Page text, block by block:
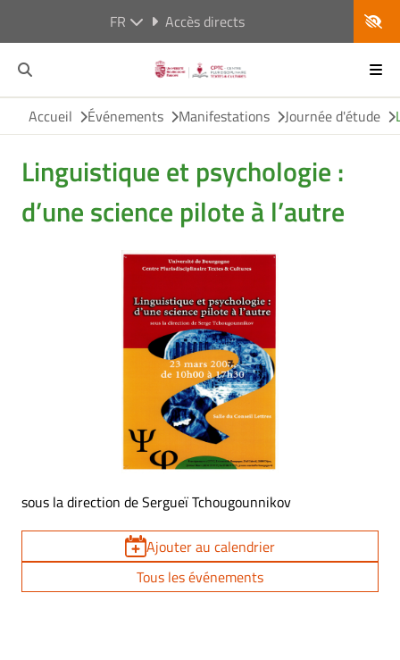
FR Accès directs
Accueil Événements Manifestations Journée d'étude
Linguistique et psychologie :
d’une science pilote à l’autre
sous la direction de Sergueï Tchougounnikov
Ajouter au calendrier
Tous les événements